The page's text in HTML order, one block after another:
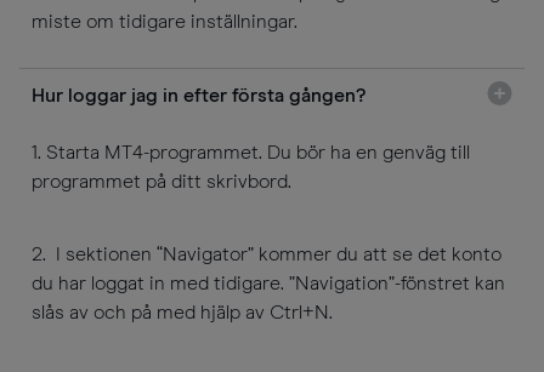
miste om tidigare inställningar.
Hur loggar jag in efter första gången?
1. Starta MT4-programmet. Du bör ha en genväg till
programmet på ditt skrivbord.
2. I sektionen “Navigator” kommer du att se det konto
du har loggat in med tidigare. ”Navigation”-fönstret kan
slås av och på med hjälp av Ctrl+N.